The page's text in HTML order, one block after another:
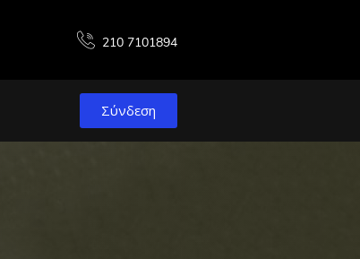
210 7101894
Σύνδεση